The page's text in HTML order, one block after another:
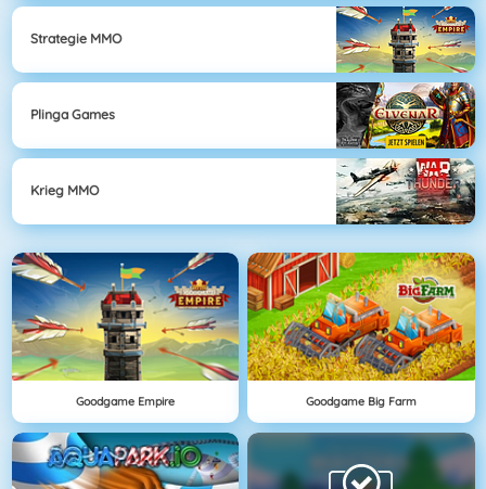
Strategie MMO
Plinga Games
Krieg MMO
Goodgame Empire Goodgame Big Farm